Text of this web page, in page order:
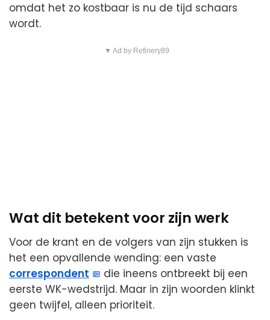
omdat het zo kostbaar is nu de tijd schaars
wordt.
▼ Ad by Refinery89
Wat dit betekent voor zijn werk
Voor de krant en de volgers van zijn stukken is
het een opvallende wending: een vaste
correspondent
die ineens ontbreekt bij een
eerste WK-wedstrijd. Maar in zijn woorden klinkt
geen twijfel, alleen prioriteit.